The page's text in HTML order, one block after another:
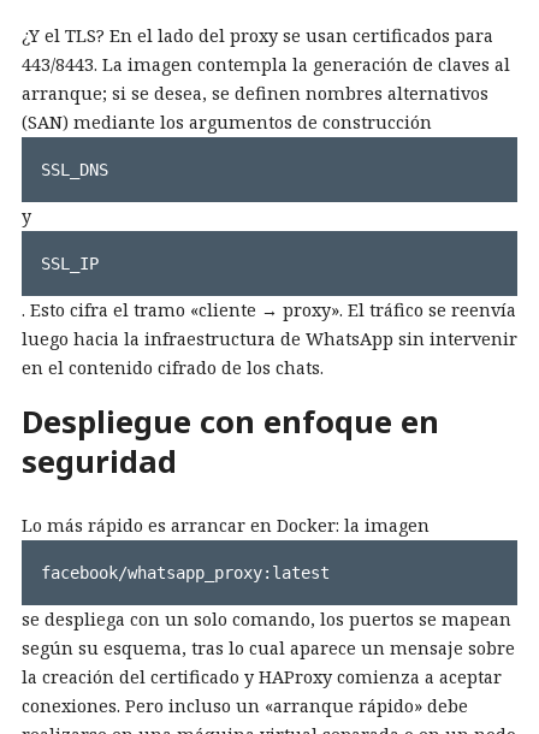
¿Y el TLS? En el lado del proxy se usan certificados para
443/8443. La imagen contempla la generación de claves al
arranque; si se desea, se definen nombres alternativos
(SAN) mediante los argumentos de construcción
SSL_DNS
y
SSL_IP
. Esto cifra el tramo «cliente → proxy». El tráfico se reenvía
luego hacia la infraestructura de WhatsApp sin intervenir
en el contenido cifrado de los chats.
Despliegue con enfoque en
seguridad
Lo más rápido es arrancar en Docker: la imagen
facebook/whatsapp_proxy:latest
se despliega con un solo comando, los puertos se mapean
según su esquema, tras lo cual aparece un mensaje sobre
la creación del certificado y HAProxy comienza a aceptar
conexiones. Pero incluso un «arranque rápido» debe